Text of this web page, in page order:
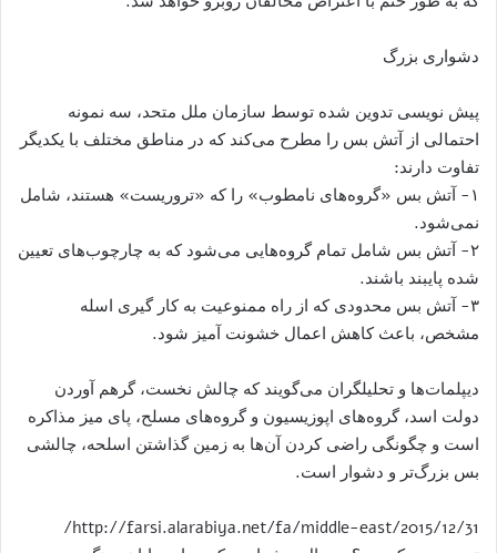
دشواری بزرگ
پیش نویسی تدوین شده توسط سازمان ملل متحد، سه نمونه
احتمالی از آتش بس را مطرح می‌کند که در مناطق مختلف با یکدیگر
تفاوت دارند:
۱- آتش بس «گروه‌های نامطوب» را که «تروریست» هستند، شامل
نمی‌شود.
۲- آتش بس شامل تمام گروه‌هایی می‌شود که به چارچوب‌های تعیین
شده پایبند باشند.
۳- آتش بس محدودی که از راه ممنوعیت به کار گیری اسله
مشخص، باعث کاهش اعمال خشونت آمیز شود.
دیپلمات‌ها و تحلیلگران می‌گویند که چالش نخست، گرهم آوردن
دولت اسد، گروه‌های اپوزیسیون و گروه‌های مسلح، پای میز مذاکره
است و چگونگی راضی کردن آن‌ها به زمین گذاشتن اسلحه، چالشی
بس بزرگ‌تر و دشوار است.
http://farsi.alarabiya.net/fa/middle-east/2015/12/31/